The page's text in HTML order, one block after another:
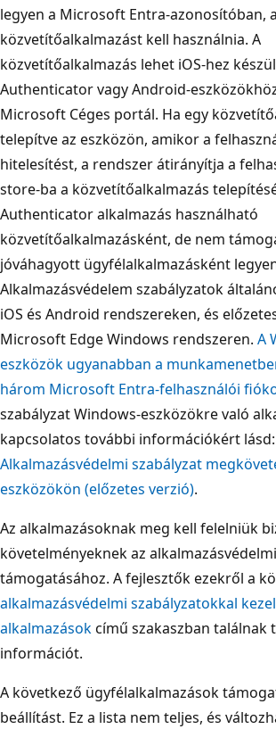
legyen a Microsoft Entra-azonosítóban,
közvetítőalkalmazást kell használnia. A
közvetítőalkalmazás lehet iOS-hez
Authenticator vagy Android-
Microsoft Céges portál. Ha egy
telepítve az eszközön, amikor a
hitelesítést, a rendszer átirányítja a
store-ba a közvetítőalkalmazás
Authenticator alkalmazás használható
közvetítőalkalmazásként, de nem
jóváhagyott ügyfélalkalmazásként
Alkalmazásvédelem szabályzatok
iOS és Android rendszereken, és
Microsoft Edge Windows rendszeren. A
eszközök ugyanabban a
három Microsoft Entra-felhasználói
szabályzat Windows-eszközökre való
kapcsolatos további információkért lásd:
Alkalmazásvédelmi szabályzat
eszközökön (előzetes verzió).
Az alkalmazásoknak meg kell felelniük
követelményeknek az
támogatásához. A fejlesztők ezekről a
alkalmazásvédelmi szabályzatokkal
alkalmazásokcímű szakaszban találnak
információt.
A következő ügyfélalkalmazások
beállítást. Ez a lista nem teljes, és